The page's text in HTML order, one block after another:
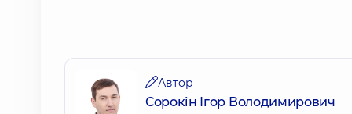
Автор
Сорокін Ігор Володимирович